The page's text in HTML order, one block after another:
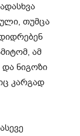
თუმცა
ამ
ნიგოზი
კარგად